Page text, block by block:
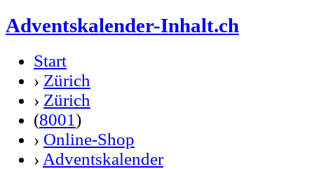
Adventskalender-Inhalt.ch
Start
› Zürich
› Zürich
(8001)
› Online-Shop
› Adventskalender